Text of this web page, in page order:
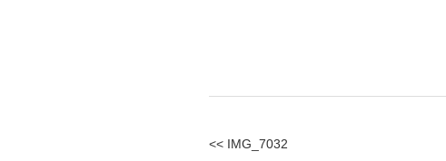
<< IMG_7032